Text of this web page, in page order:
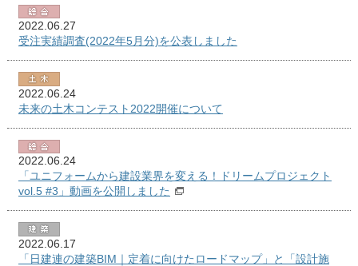
2022.06.27
受注実績調査(2022年5月分)を公表しました
2022.06.24
未来の土木コンテスト2022開催について
2022.06.24
「ユニフォームから建設業界を変える！ドリームプロジェクト
vol.5 #3」動画を公開しました
2022.06.17
「日建連の建築BIM｜定着に向けたロードマップ」と「設計施